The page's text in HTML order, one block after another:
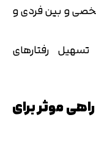
و بین فردی و
رفتارهای
موثر برای